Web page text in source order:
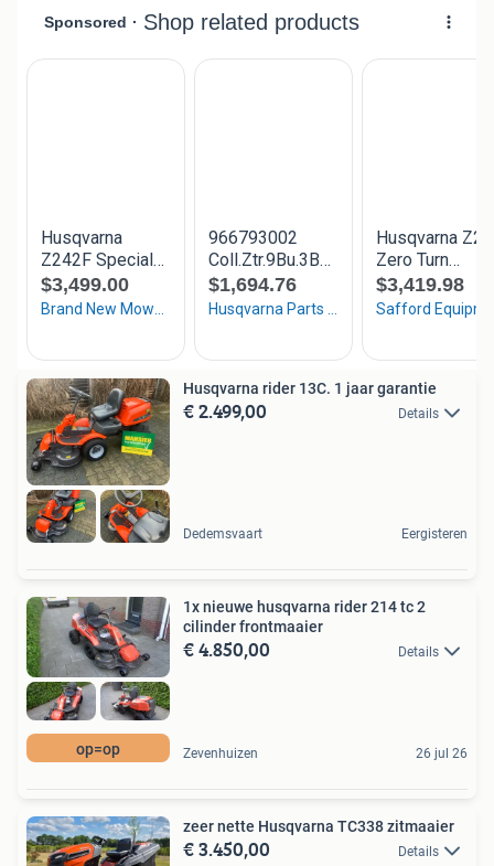
Husqvarna rider 13C. 1 jaar garantie
€ 2.499,00 Details
Dedemsvaart Eergisteren
op=op
1x nieuwe husqvarna rider 214 tc 2
cilinder frontmaaier
€ 4.850,00 Details
Zevenhuizen 26 jul 26
zeer nette Husqvarna TC338 zitmaaier
€ 3.450,00 Details